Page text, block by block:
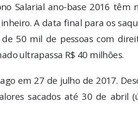
Salarial ano-base 2016 têm
A data final para os
50 mil de pessoas com
ultrapassa R$ 40 milhões.
em 27 de julho de 2017.
sacados até 30 de abril